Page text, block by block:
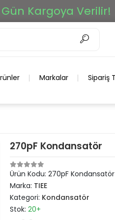
Kargoya Verilir!
Markalar Sipariş
270pF Kondansatör
Ürün Kodu: 270pF Kondansatör
Marka: TIEE
Kategori: Kondansatör
Stok: 20+